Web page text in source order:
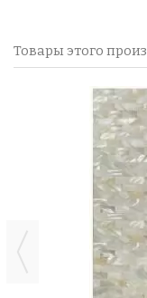
Товары этого